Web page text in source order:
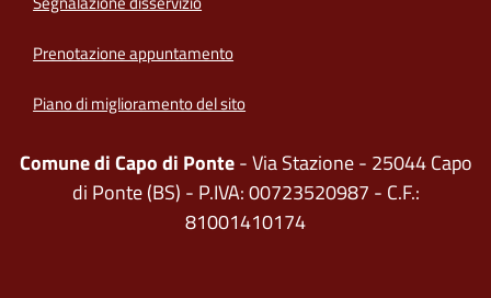
Prenotazione appuntamento
Piano di miglioramento del sito
Comune di Capo di Ponte- Via Stazione - 25044 Capo
di Ponte (BS) - P.IVA: 00723520987 - C.F.:
81001410174